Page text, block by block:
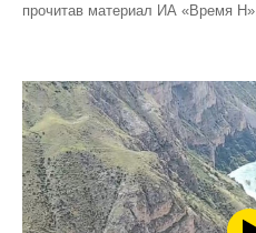
прочитав материал ИА «Время Н».